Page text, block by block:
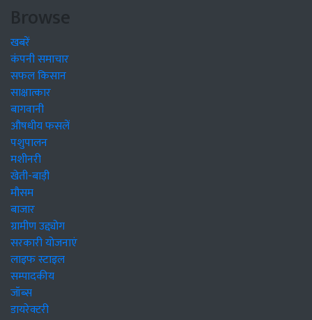
Browse
खबरें
कंपनी समाचार
सफल किसान
साक्षात्कार
बागवानी
औषधीय फसलें
पशुपालन
मशीनरी
खेती-बाड़ी
मौसम
बाजार
ग्रामीण उद्द्योग
सरकारी योजनाएं
लाइफ स्टाइल
सम्पादकीय
जॉब्स
डायरेक्टरी